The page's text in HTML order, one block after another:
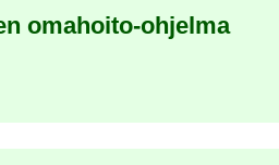
omahoito-ohjelma